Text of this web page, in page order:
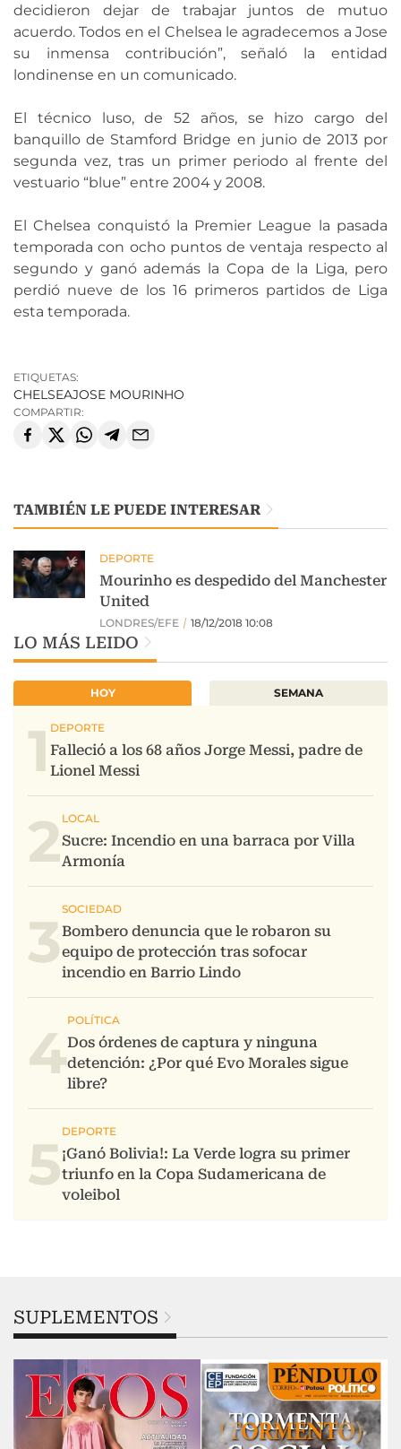
decidieron dejar de trabajar juntos de mutuo
acuerdo. Todos en el Chelsea le agradecemos a Jose
su inmensa contribución”, señaló la entidad
londinense en un comunicado.
El técnico luso, de 52 años, se hizo cargo del
banquillo de Stamford Bridge en junio de 2013 por
segunda vez, tras un primer periodo al frente del
vestuario “blue” entre 2004 y 2008.
El Chelsea conquistó la Premier League la pasada
temporada con ocho puntos de ventaja respecto al
segundo y ganó además la Copa de la Liga, pero
perdió nueve de los 16 primeros partidos de Liga
esta temporada.
ETIQUETAS:
CHELSEAJOSE MOURINHO
COMPARTIR:
TAMBIÉN LE PUEDE INTERESAR
LO MÁS LEIDO
HOY SEMANA
1
2
3
4
5
SUPLEMENTOS